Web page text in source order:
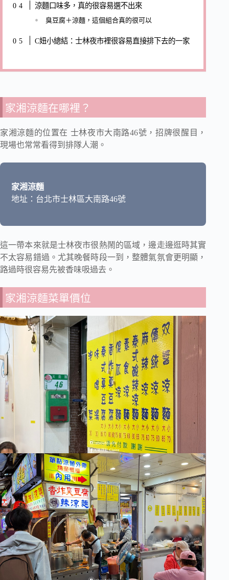
涼麵口味多，真的很容易選不出來
臭豆腐＋涼麵，這個組合真的很可以
C妞小總結：士林夜市裡很容易直接排下去的一家
家湘涼麵在哪裡？
家湘涼麵的位置在 士林夜市大南路46號，招牌很醒目，
現場也常常看得到排隊人潮。
家湘涼麵
地址：台北市士林區大南路46號
這一帶本來就是士林夜市很熱鬧的區域，邊走邊逛時其實
不太容易錯過。尤其晚餐時段一到，整體氣氛會更明顯，
路過時很容易先被香味吸過去。
家湘涼麵菜單價位